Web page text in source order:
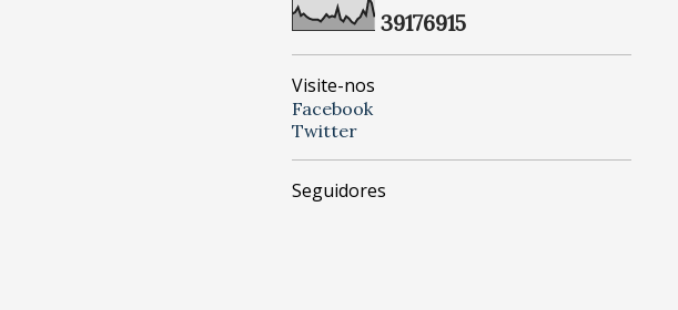
39176915
Visite-nos
Facebook
Twitter
Seguidores